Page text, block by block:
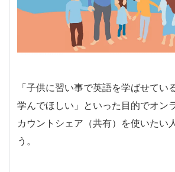
「子供に習い事で英語を学ばせてい
学んでほしい」といった目的でオン
カウントシェア（共有）を使いたい
う。